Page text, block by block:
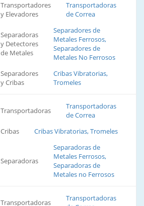
Transportadores
y Elevadores
Transportadoras
de Correa
Separadoras
y Detectores
de Metales
Separadores de
Metales Ferrosos,
Separadores de
Metales No Ferrosos
Separadores
y Cribas
Cribas Vibratorias,
Tromeles
Transportadoras
Transportadoras
de Correa
Cribas
Cribas Vibratorias, Tromeles
Separadoras
Separadoras de
Metales Ferrosos,
Separadoras de
Metales no Ferrosos
Transportadoras
Transportadoras